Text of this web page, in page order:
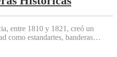
entre 1810 y 1821, creó un
como estandartes, banderas…